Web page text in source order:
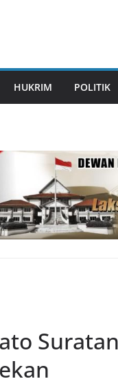
HUKRIM POLITIK